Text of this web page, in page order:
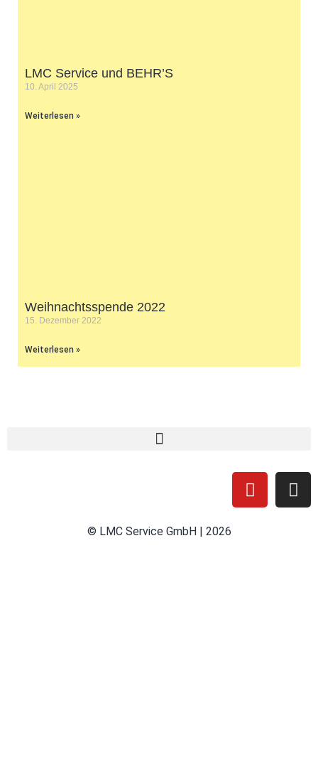
LMC Service und BEHR’S
10. April 2025
Weiterlesen »
Weihnachtsspende 2022
15. Dezember 2022
Weiterlesen »
© LMC Service GmbH | 2026